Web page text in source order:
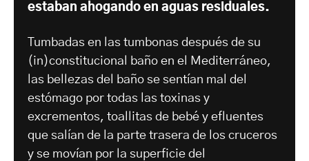
estaban ahogando en aguas residuales.
Tumbadas en las tumbonas después de su
(in)constitucional baño en el Mediterráneo,
las bellezas del baño se sentían mal del
estómago por todas las toxinas y
excrementos, toallitas de bebé y efluentes
que salían de la parte trasera de los cruceros
y se movían por la superficie del